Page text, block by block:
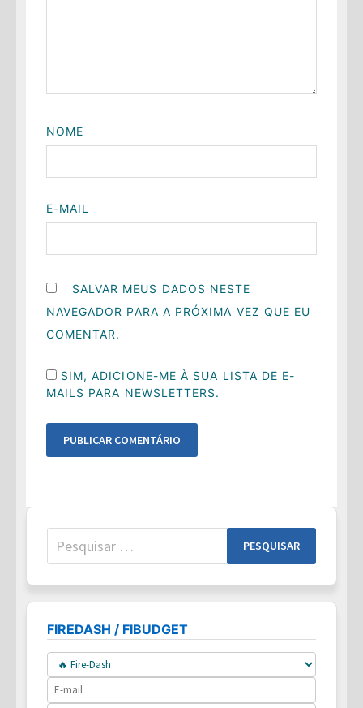
NOME
E-MAIL
SALVAR MEUS DADOS NESTE
NAVEGADOR PARA A PRÓXIMA VEZ QUE EU
COMENTAR.
SIM, ADICIONE-ME À SUA LISTA DE E-
MAILS PARA NEWSLETTERS.
Pesquisar
por:
FIREDASH / FIBUDGET